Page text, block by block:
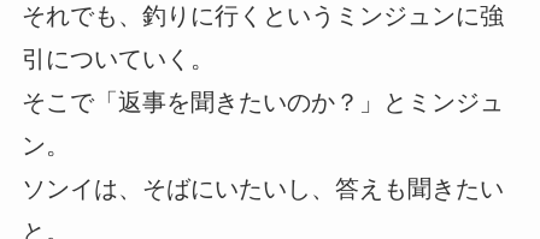
それでも、釣りに行くというミンジュンに強
引についていく。
そこで「返事を聞きたいのか？」とミンジュ
ン。
ソンイは、そばにいたいし、答えも聞きたい
と。